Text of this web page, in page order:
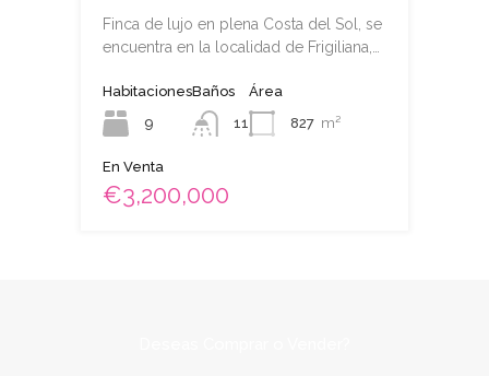
Finca de lujo en plena Costa del Sol, se
encuentra en la localidad de Frigiliana,…
Habitaciones
9
Baños
11
Área
827 m²
En Venta
€3,200,000